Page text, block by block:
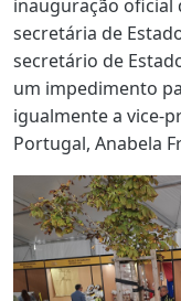
inauguração oficial
secretária de
secretário de
um impedimento
igualmente a vice-
Portugal, Anabela